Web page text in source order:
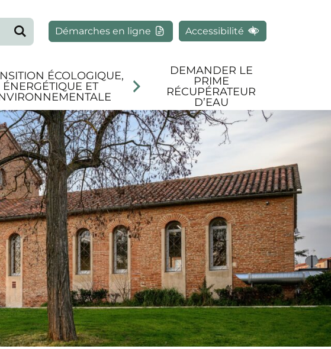
Rechercher
Démarches en ligne Accessibilité
ÉCOLOGIQUE,
ÉNERGÉTIQUE ET
DEMANDER LE
PRIME
RÉCUPÉRATEUR
D’EAU